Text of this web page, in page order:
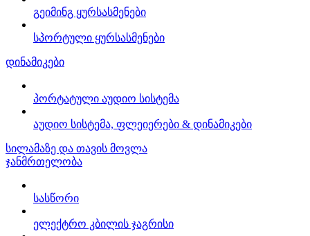
გეიმინგ ყურსასმენები
სპორტული ყურსასმენები
დინამიკები
პორტატული აუდიო სისტემა
აუდიო სისტემა, ფლეიერები & დინამიკები
სილამაზე და თავის მოვლა
ჯანმრთელობა
სასწორი
ელექტრო კბილის ჯაგრისი